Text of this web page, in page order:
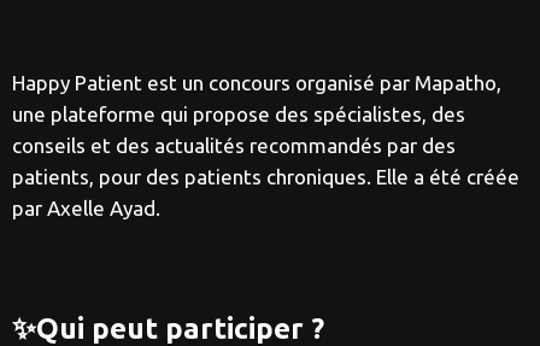
Happy Patient est un concours organisé par Mapatho,
une plateforme qui propose des spécialistes, des
conseils et des actualités recommandés par des
patients, pour des patients chroniques. Elle a été créée
par Axelle Ayad.
✨Qui peut participer ?